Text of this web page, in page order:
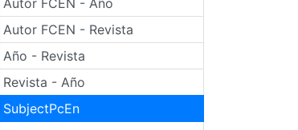
Autor FCEN - Año
Autor FCEN - Revista
Año - Revista
Revista - Año
SubjectPcEn